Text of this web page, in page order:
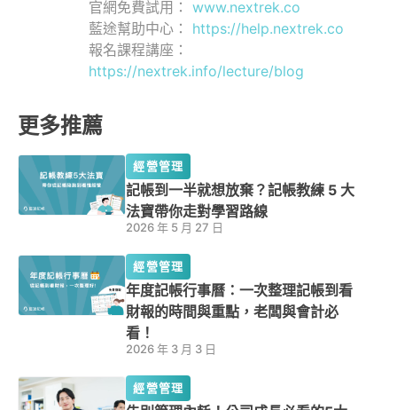
官網免費試用： www.nextrek.co
藍途幫助中心： https://help.nextrek.co
報名課程講座：
https://nextrek.info/lecture/blog
更多推薦
經營管理
記帳到一半就想放棄？記帳教練 5 大
法寶帶你走對學習路線
2026 年 5 月 27 日
經營管理
年度記帳行事曆：一次整理記帳到看
財報的時間與重點，老闆與會計必
看！
2026 年 3 月 3 日
經營管理